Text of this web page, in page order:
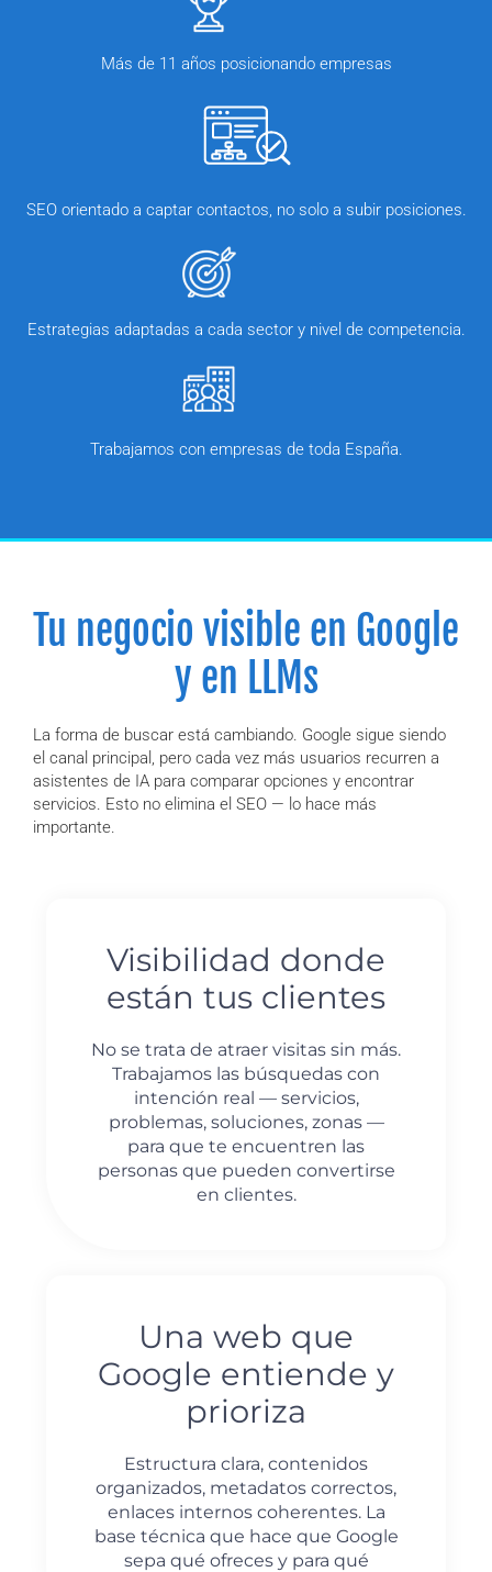
Más de 11 años posicionando empresas
SEO orientado a captar contactos, no solo a subir posiciones.
Estrategias adaptadas a cada sector y nivel de competencia.
Trabajamos con empresas de toda España.
Tu negocio visible en Google
y en LLMs
La forma de buscar está cambiando. Google sigue siendo
el canal principal, pero cada vez más usuarios recurren a
asistentes de IA para comparar opciones y encontrar
servicios. Esto no elimina el SEO — lo hace más
importante.
Visibilidad donde
están tus clientes
No se trata de atraer visitas sin más.
Trabajamos las búsquedas con
intención real — servicios,
problemas, soluciones, zonas —
para que te encuentren las
personas que pueden convertirse
en clientes.
Una web que
Google entiende y
prioriza
Estructura clara, contenidos
organizados, metadatos correctos,
enlaces internos coherentes. La
base técnica que hace que Google
sepa qué ofreces y para qué